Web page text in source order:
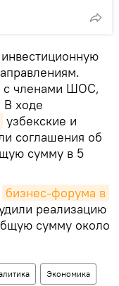
с членами ШОС,
ходе
узбекские и
соглашения об
сумму в 5
бизнес-форума в
реализацию
сумму около
Экономика